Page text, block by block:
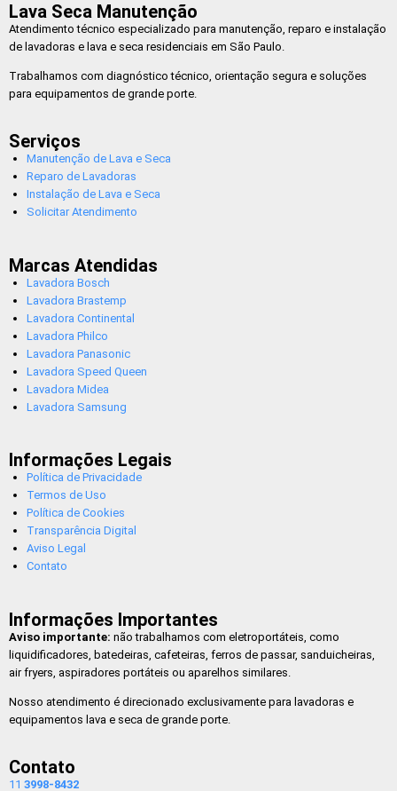
Lava Seca Manutenção
Atendimento técnico especializado para manutenção, reparo e instalação
de lavadoras e lava e seca residenciais em São Paulo.
Trabalhamos com diagnóstico técnico, orientação segura e soluções
para equipamentos de grande porte.
Serviços
Manutenção de Lava e Seca
Reparo de Lavadoras
Instalação de Lava e Seca
Solicitar Atendimento
Marcas Atendidas
Lavadora Bosch
Lavadora Brastemp
Lavadora Continental
Lavadora Philco
Lavadora Panasonic
Lavadora Speed Queen
Lavadora Midea
Lavadora Samsung
Informações Legais
Política de Privacidade
Termos de Uso
Política de Cookies
Transparência Digital
Aviso Legal
Contato
Informações Importantes
Aviso importante: não trabalhamos com eletroportáteis, como
liquidificadores, batedeiras, cafeteiras, ferros de passar, sanduicheiras,
air fryers, aspiradores portáteis ou aparelhos similares.
Nosso atendimento é direcionado exclusivamente para lavadoras e
equipamentos lava e seca de grande porte.
Contato
11 3998-8432